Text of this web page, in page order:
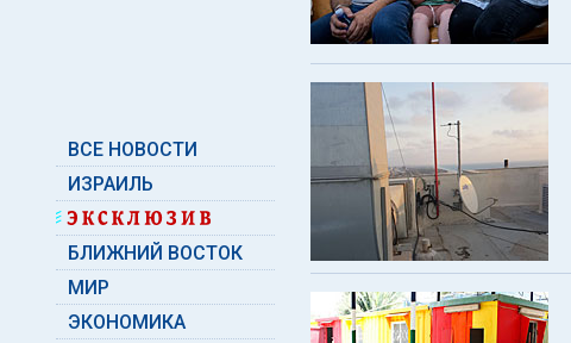
ВСЕ НОВОСТИ
ИЗРАИЛЬ
БЛИЖНИЙ ВОСТОК
МИР
ЭКОНОМИКА